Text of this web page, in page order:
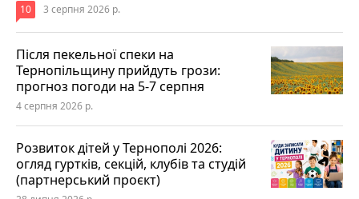
10 3 серпня 2026 р.
Після пекельної спеки на
Тернопільщину прийдуть грози:
прогноз погоди на 5-7 серпня
4 серпня 2026 р.
Розвиток дітей у Тернополі 2026:
огляд гуртків, секцій, клубів та студій
(партнерський проєкт)